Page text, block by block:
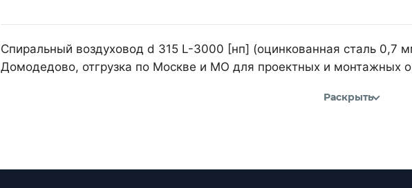
Спиральный воздуховод d 315 L-3000 [нп] (оцинкованная сталь
Домодедово, отгрузка по Москве и МО для проектных и монтажных
Раскрыть